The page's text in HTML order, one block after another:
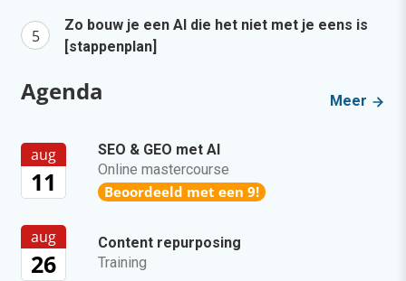
Zo bouw je een AI die het niet met je eens is
[stappenplan]
Agenda Meer
aug
11
SEO & GEO met AI
Online mastercourse
Beoordeeld met een 9!
aug
26
Content repurposing
Training